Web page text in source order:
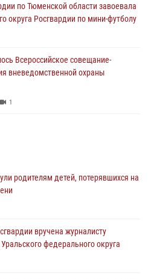
по Тюменской области завоевала
округа Росгвардии по мини-футболу
Всероссийское совещание-
вневедомственной охраны
1
в разные годы при исполнении
центре Уральского
знакомят детей со своей
безопасности
родителям детей, потерявшихся на
вручена журналисту
федерального округа